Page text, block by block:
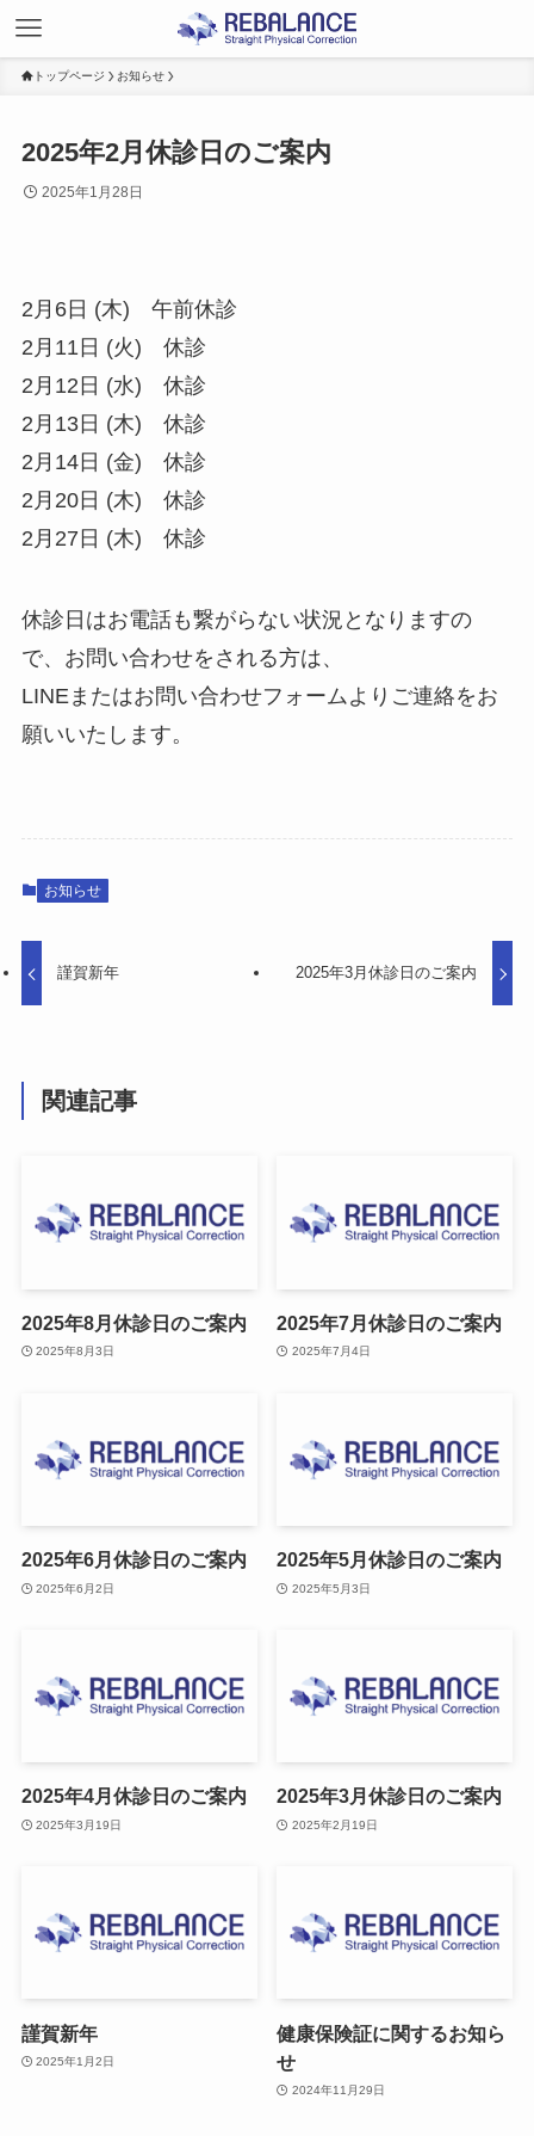
トップページ お知らせ
2025年2月休診日のご案内
2025年1月28日
2月6日 (木) 午前休診
2月11日 (火) 休診
2月12日 (水) 休診
2月13日 (木) 休診
2月14日 (金) 休診
2月20日 (木) 休診
2月27日 (木) 休診
休診日はお電話も繋がらない状況となりますの
で、お問い合わせをされる方は、
LINEまたはお問い合わせフォームよりご連絡をお
願いいたします。
お知らせ
謹賀新年 2025年3月休診日のご案内
関連記事
2025年8月休診日のご案内
2025年8月3日
2025年7月休診日のご案内
2025年7月4日
2025年6月休診日のご案内
2025年6月2日
2025年5月休診日のご案内
2025年5月3日
2025年4月休診日のご案内
2025年3月19日
2025年3月休診日のご案内
2025年2月19日
謹賀新年
2025年1月2日
健康保険証に関するお知ら
せ
2024年11月29日